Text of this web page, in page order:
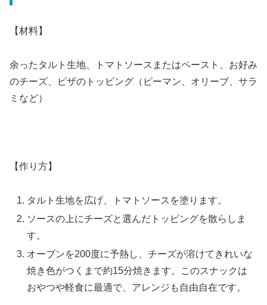
【材料】
余ったタルト生地、トマトソースまたはペースト、お好み
のチーズ、ピザのトッピング（ピーマン、オリーブ、サラ
ミなど）
【作り方】
タルト生地を広げ、トマトソースを塗ります。
ソースの上にチーズと選んだトッピングを散らしま
す。
オーブンを200度に予熱し、チーズが溶けてきれいな
焼き色がつくまで約15分焼きます。このスナックは
おやつや軽食に最適で、アレンジも自由自在です。